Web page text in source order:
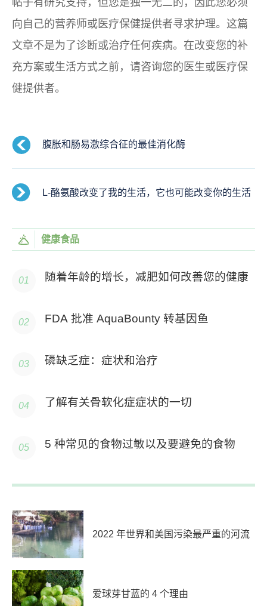
帖子有研究支持，但您是独一无二的，因此您必须
向自己的营养师或医疗保健提供者寻求护理。这篇
文章不是为了诊断或治疗任何疾病。在改变您的补
充方案或生活方式之前，请咨询您的医生或医疗保
健提供者。
腹胀和肠易激综合征的最佳消化酶
L-酪氨酸改变了我的生活，它也可能改变你的生活
健康食品
随着年龄的增长，减肥如何改善您的健康
FDA 批准 AquaBounty 转基因鱼
磷缺乏症：症状和治疗
了解有关骨软化症症状的一切
5 种常见的食物过敏以及要避免的食物
2022 年世界和美国污染最严重的河流
爱球芽甘蓝的 4 个理由